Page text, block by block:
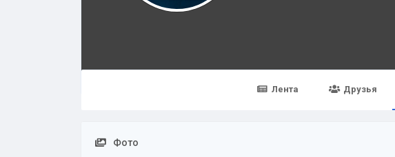
Лента Друзья
Фото